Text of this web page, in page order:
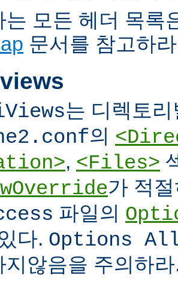
는 모든 헤더 목록
문서를 참고하
는 디렉토
의
, <Files>
가 적
파일의
다. Options
지않음을 주의하